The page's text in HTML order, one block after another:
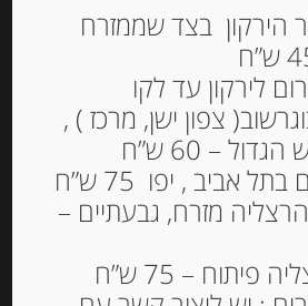
פילה אנשובי ספרדי 120
גרם בשמ”ז SELECCION
הירקון בצד שממזרח
לירקון עד לקו
צפון ישן, מרכז ) ,
– 60 ש”ח
אביב , יפו 75 ש”ח
מזרח, גבעתיים –
– 75 ש”ח